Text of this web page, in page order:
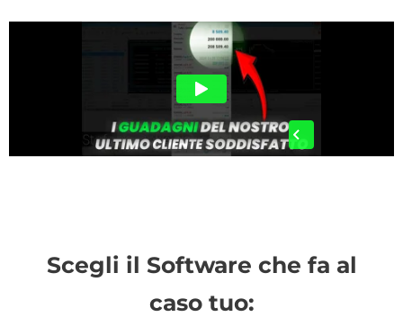
Scegli il Software che fa al
caso tuo: